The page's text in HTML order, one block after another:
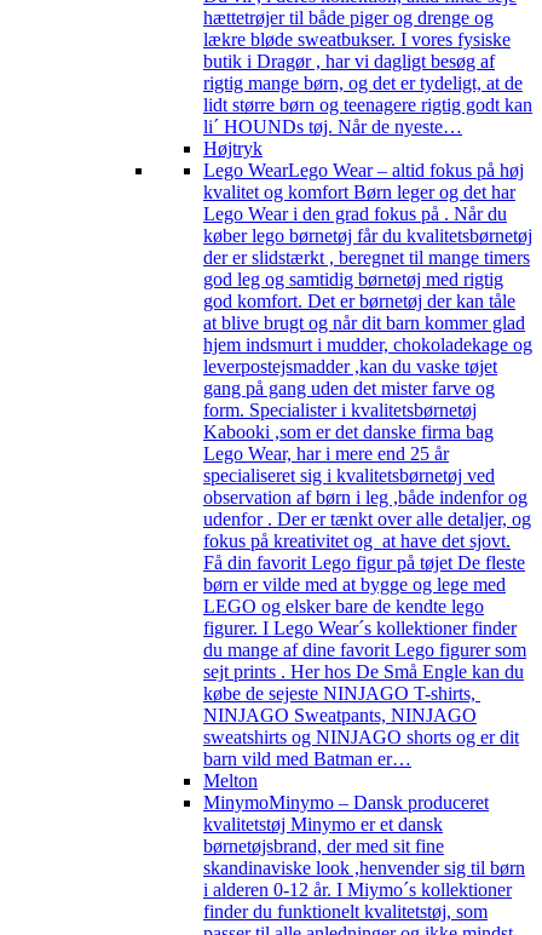
hættetrøjer til både piger og drenge og
lækre bløde sweatbukser. I vores fysiske
butik i Dragør , har vi dagligt besøg af
rigtig mange børn, og det er tydeligt, at de
lidt større børn og teenagere rigtig godt kan
li´ HOUNDs tøj. Når de nyeste…
Højtryk
Lego WearLego Wear – altid fokus på høj
kvalitet og komfort Børn leger og det har
Lego Wear i den grad fokus på . Når du
køber lego børnetøj får du kvalitetsbørnetøj
der er slidstærkt , beregnet til mange timers
god leg og samtidig børnetøj med rigtig
god komfort. Det er børnetøj der kan tåle
at blive brugt og når dit barn kommer glad
hjem indsmurt i mudder, chokoladekage og
leverpostejsmadder ,kan du vaske tøjet
gang på gang uden det mister farve og
form. Specialister i kvalitetsbørnetøj
Kabooki ,som er det danske firma bag
Lego Wear, har i mere end 25 år
specialiseret sig i kvalitetsbørnetøj ved
observation af børn i leg ,både indenfor og
udenfor . Der er tænkt over alle detaljer, og
fokus på kreativitet og at have det sjovt.
Få din favorit Lego figur på tøjet De fleste
børn er vilde med at bygge og lege med
LEGO og elsker bare de kendte lego
figurer. I Lego Wear´s kollektioner finder
du mange af dine favorit Lego figurer som
sejt prints . Her hos De Små Engle kan du
købe de sejeste NINJAGO T-shirts,
NINJAGO Sweatpants, NINJAGO
sweatshirts og NINJAGO shorts og er dit
barn vild med Batman er…
Melton
MinymoMinymo – Dansk produceret
kvalitetstøj Minymo er et dansk
børnetøjsbrand, der med sit fine
skandinaviske look ,henvender sig til børn
i alderen 0-12 år. I Miymo´s kollektioner
finder du funktionelt kvalitetstøj, som